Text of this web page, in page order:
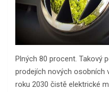
Plných 80 procent. Takový
prodejích nových osobních
roku 2030 čistě elektrické